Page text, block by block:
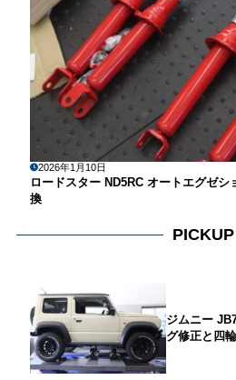
2026年1月10日
ロードスター ND5RC オートエグゼ
換
PICKUP
ジムニー
グ修正と四